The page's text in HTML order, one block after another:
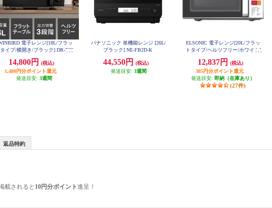
電子レンジ[18L/フラッ
イプ/横開き/ブラック] DR-E26
14,800円
(税込)
1,480円分ポイント還元
発送目安: 3週間
パナソニック 単機能レンジ [26L/
ブラック] NE-FB2D-K
44,550円
(税込)
発送目安: 3週間
ELSONIC 電子レンジ[20L/フラッ
トタイプ/ヘルツフリー/ホワイト]
12,837円
(税込)
385円分ポイント還元
発送目安: 即納（在庫あり）
(27件)
返品特約
載されると 10円分ポイント進呈！